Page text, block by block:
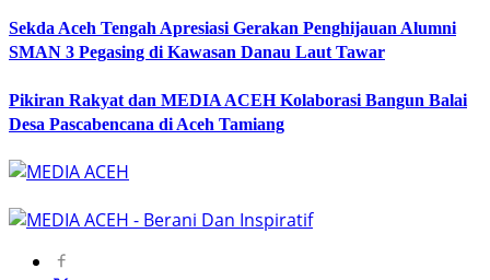
Sekda Aceh Tengah Apresiasi Gerakan Penghijauan Alumni
SMAN 3 Pegasing di Kawasan Danau Laut Tawar
Pikiran Rakyat dan MEDIA ACEH Kolaborasi Bangun Balai
Desa Pascabencana di Aceh Tamiang